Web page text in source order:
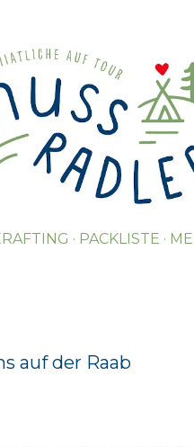
PACKLISTE
auf der Raab